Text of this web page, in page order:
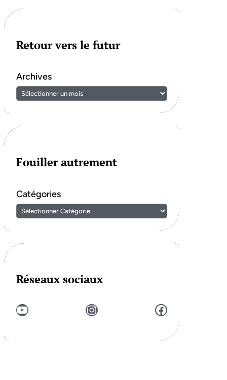
Retour vers le futur
Archives
Fouiller autrement
Catégories
Réseaux sociaux
YouTube Instagram Facebook